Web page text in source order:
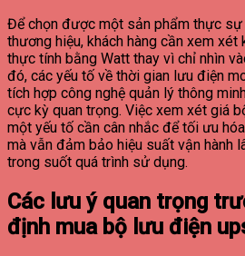
Để chọn được một sản phẩm thực sự
thương hiệu, khách hàng cần xem
thực tính bằng Watt thay vì chỉ nhìn
đó, các yếu tố về thời gian lưu điện
tích hợp công nghệ quản lý thông
cực kỳ quan trọng. Việc xem xét giá
một yếu tố cần cân nhắc để tối ưu
mà vẫn đảm bảo hiệu suất vận hành
trong suốt quá trình sử dụng.
Các lưu ý quan trọng
định mua bộ lưu điện